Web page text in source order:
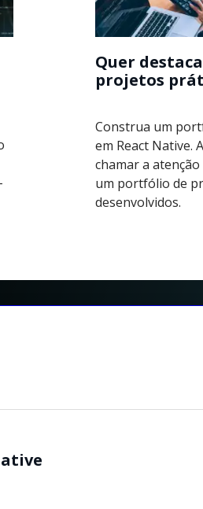
Quer
projetos
Construa um
em React Native.
chamar a
um portfólio de
desenvolvidos.